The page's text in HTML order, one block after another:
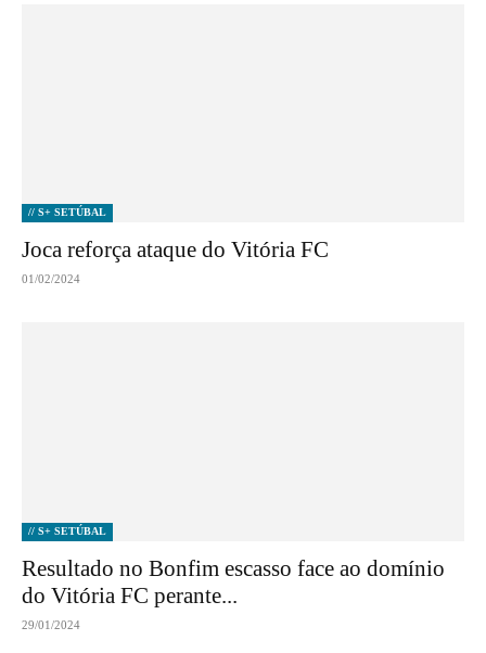
// S+ SETÚBAL
Joca reforça ataque do Vitória FC
01/02/2024
// S+ SETÚBAL
Resultado no Bonfim escasso face ao domínio
do Vitória FC perante...
29/01/2024